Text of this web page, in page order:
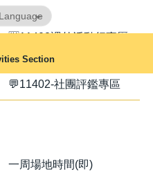
Section
Translate
🈺11402課外活動行事曆
💬11402-社團評鑑專區
一周場地時間(即)